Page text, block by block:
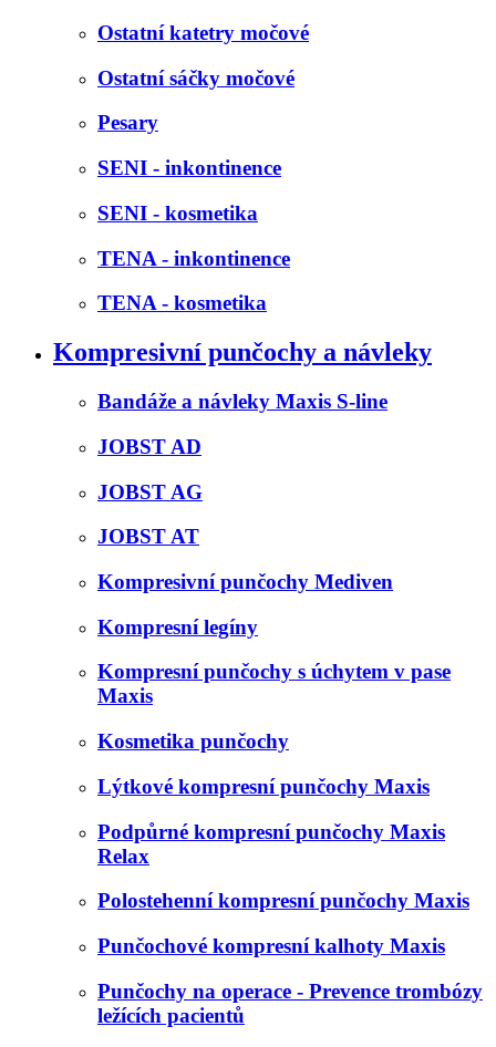
Ostatní katetry močové
Ostatní sáčky močové
Pesary
SENI - inkontinence
SENI - kosmetika
TENA - inkontinence
TENA - kosmetika
Kompresivní punčochy a návleky
Bandáže a návleky Maxis S-line
JOBST AD
JOBST AG
JOBST AT
Kompresivní punčochy Mediven
Kompresní legíny
Kompresní punčochy s úchytem v pase
Maxis
Kosmetika punčochy
Lýtkové kompresní punčochy Maxis
Podpůrné kompresní punčochy Maxis
Relax
Polostehenní kompresní punčochy Maxis
Punčochové kompresní kalhoty Maxis
Punčochy na operace - Prevence trombózy
ležících pacientů